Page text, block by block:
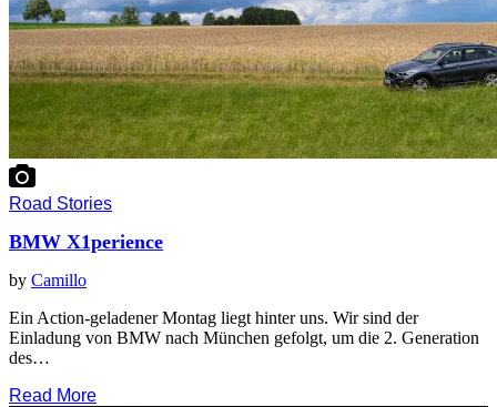
Road Stories
BMW X1perience
by Camillo
Ein Action-geladener Montag liegt hinter uns. Wir sind der
Einladung von BMW nach München gefolgt, um die 2. Generation
des…
Read More